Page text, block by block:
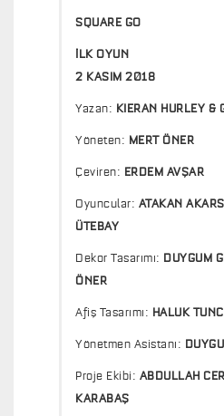
SQUARE GO
İLK OYUN
2 KASIM 2018
Yazan: KIERAN HURLEY &
Yöneten: MERT ÖNER
Çeviren: ERDEM AVŞAR
Oyuncular: ATAKAN
ÜTEBAY
Dekor Tasarımı: DUYGUM
ÖNER
Afiş Tasarımı: HALUK
Yönetmen Asistanı:
Proje Ekibi: ABDULLAH
KARABAŞ